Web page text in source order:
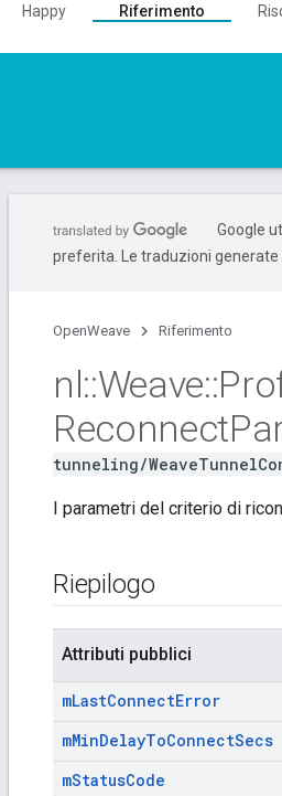
Happy Riferimento
Google
preferita. Le traduzioni generate
OpenWeave Riferimento
nl::Weave::
Reconnect
tunneling/
I parametri del criterio di
Riepilogo
Attributi pubblici
mLastConnectError
mMinDelayToConnectSecs
mStatusCode